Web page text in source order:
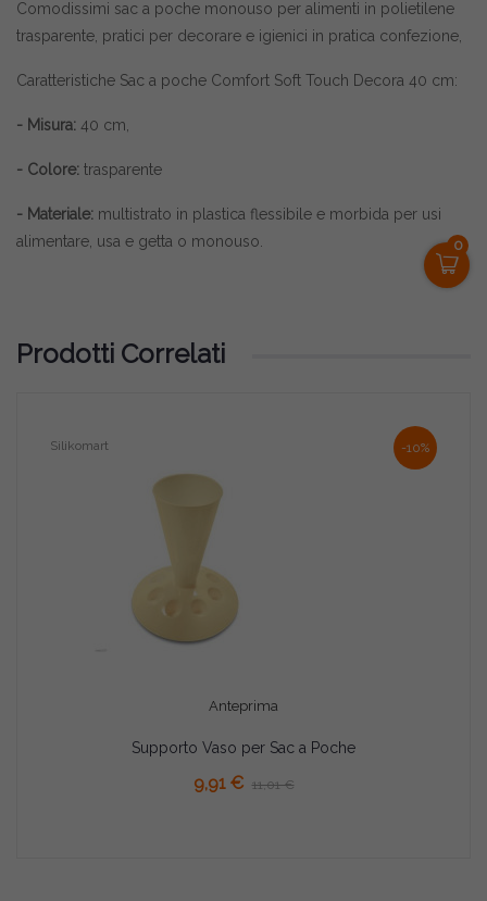
0
Comodissimi sac a poche monouso per alimenti in polietilene
trasparente, pratici per decorare e igienici in pratica confezione,
Caratteristiche Sac a poche Comfort Soft Touch Decora 40 cm:
- Misura: 40 cm,
- Colore: trasparente
- Materiale: multistrato in plastica flessibile e morbida per usi
alimentare, usa e getta o monouso.
Prodotti Correlati
-10%
Anteprima
Silikomart
Supporto Vaso per Sac a Poche
9,91 € 11,01 €